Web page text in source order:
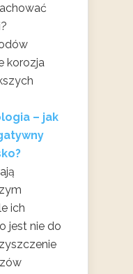
korozja
– jak
ich
jest nie do